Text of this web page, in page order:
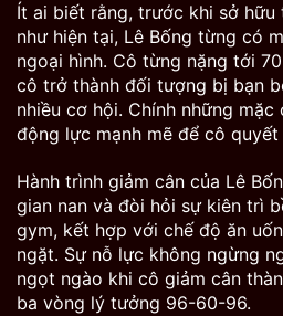
Ít ai biết rằng, trước khi sở hữu
như hiện tại, Lê Bống từng có
ngoại hình. Cô từng nặng tới
cô trở thành đối tượng bị bạn
nhiều cơ hội. Chính những
động lực mạnh mẽ để cô
Hành trình giảm cân của Lê
gian nan và đòi hỏi sự kiên trì
gym, kết hợp với chế độ ăn
ngặt. Sự nỗ lực không ngừng
ngọt ngào khi cô giảm cân
ba vòng lý tưởng 96-60-96.